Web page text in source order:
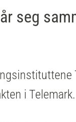
seg
i Telemark.